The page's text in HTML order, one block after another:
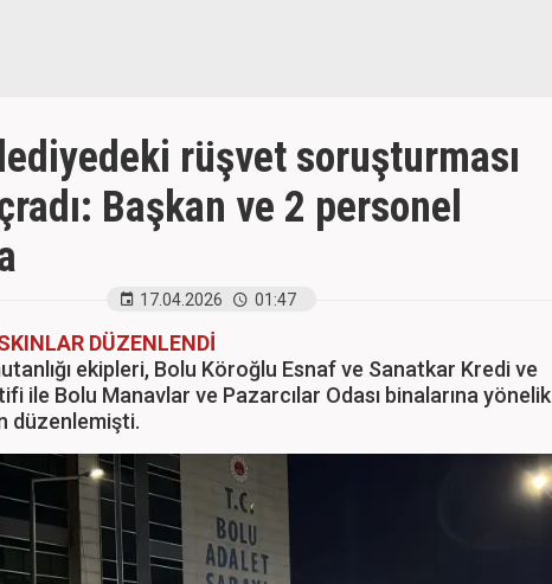
rüşvet soruşturması
Başkan ve 2 personel
17.04.2026 01:47
DÜZENLENDİ
ekipleri, Bolu Köroğlu Esnaf ve Sanatkar Kredi ve
ile Bolu Manavlar ve Pazarcılar Odası binalarına yönelik
düzenlemişti.